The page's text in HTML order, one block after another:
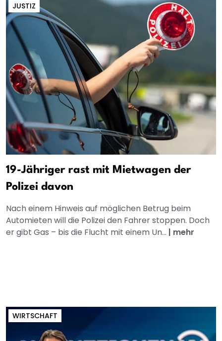
JUSTIZ
19-Jähriger rast mit Mietwagen der
Polizei davon
Nach einem Hinweis auf möglichen Betrug beim
Automieten will die Polizei den Fahrer stoppen. Doch
er gibt Gas – bis die Flucht mit einem Un... | mehr
WIRTSCHAFT